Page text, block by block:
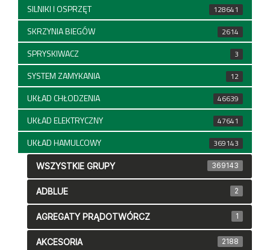
SILNIKI I OSPRZĘT 128641
SKRZYNIA BIEGÓW 2614
SPRYSKIWACZ 3
SYSTEM ZAMYKANIA 12
UKŁAD CHŁODZENIA 46639
UKŁAD ELEKTRYCZNY 47641
UKŁAD HAMULCOWY 369143
WSZYSTKIE GRUPY 369143
ADBLUE 2
AGREGATY PRĄDOTWÓRCZ 1
AKCESORIA 2188